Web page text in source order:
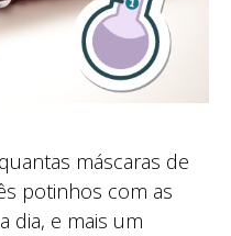
máscaras de
potinhos com as
dia, e mais um